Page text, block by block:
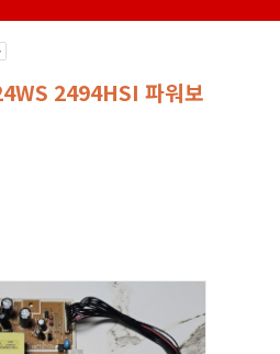
2494HSI 파워보